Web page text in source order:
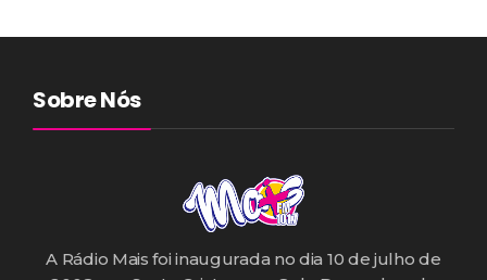
Sobre Nós
A Rádio Mais foi inaugurada no dia 10 de julho de